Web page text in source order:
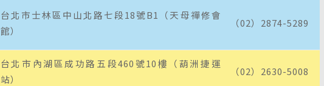
台北市士林區中山北路七段18號B1（天母禪修會
館）
（02）2874-5289
台北市內湖區成功路五段460號10樓（葫洲捷運
站）
（02）2630-5008